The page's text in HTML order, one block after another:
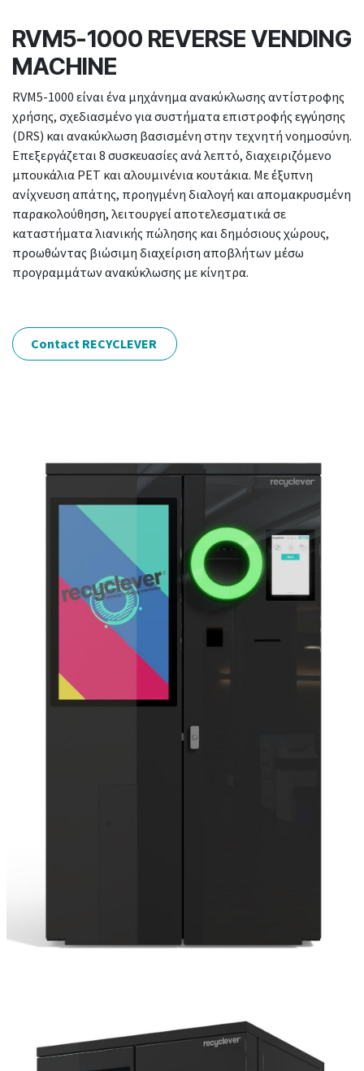
RVM5-1000 REVERSE VENDING
MACHINE
RVM5-1000 είναι ένα μηχάνημα ανακύκλωσης αντίστροφης
χρήσης, σχεδιασμένο για συστήματα επιστροφής εγγύησης
(DRS) και ανακύκλωση βασισμένη στην τεχνητή νοημοσύνη.
Επεξεργάζεται 8 συσκευασίες ανά λεπτό, διαχειριζόμενο
μπουκάλια PET και αλουμινένια κουτάκια. Με έξυπνη
ανίχνευση απάτης, προηγμένη διαλογή και απομακρυσμένη
παρακολούθηση, λειτουργεί αποτελεσματικά σε
καταστήματα λιανικής πώλησης και δημόσιους χώρους,
προωθώντας βιώσιμη διαχείριση αποβλήτων μέσω
προγραμμάτων ανακύκλωσης με κίνητρα.
Contact RECYCLEVER